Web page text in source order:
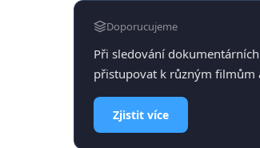
Doporucujeme
Při sledování
přistupovat k různým filmům
Zjistit více